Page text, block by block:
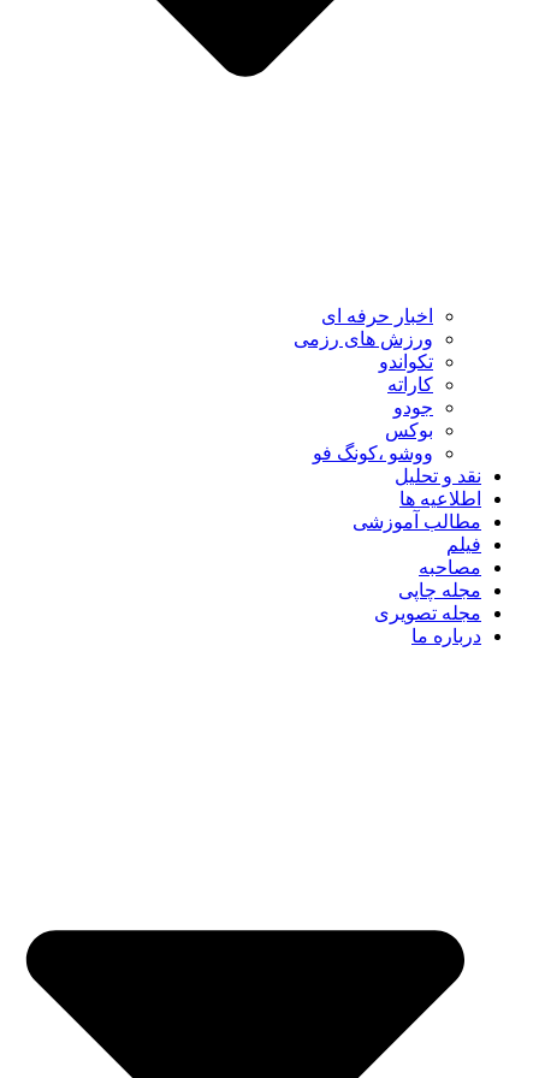
اخبار حرفه ای
ورزش های رزمی
تکواندو
کاراته
جودو
بوکس
ووشو ،کونگ فو
نقد و تحلیل
اطلاعیه ها
مطالب آموزشی
فیلم
مصاحبه
مجله چاپی
مجله تصویری
درباره ما